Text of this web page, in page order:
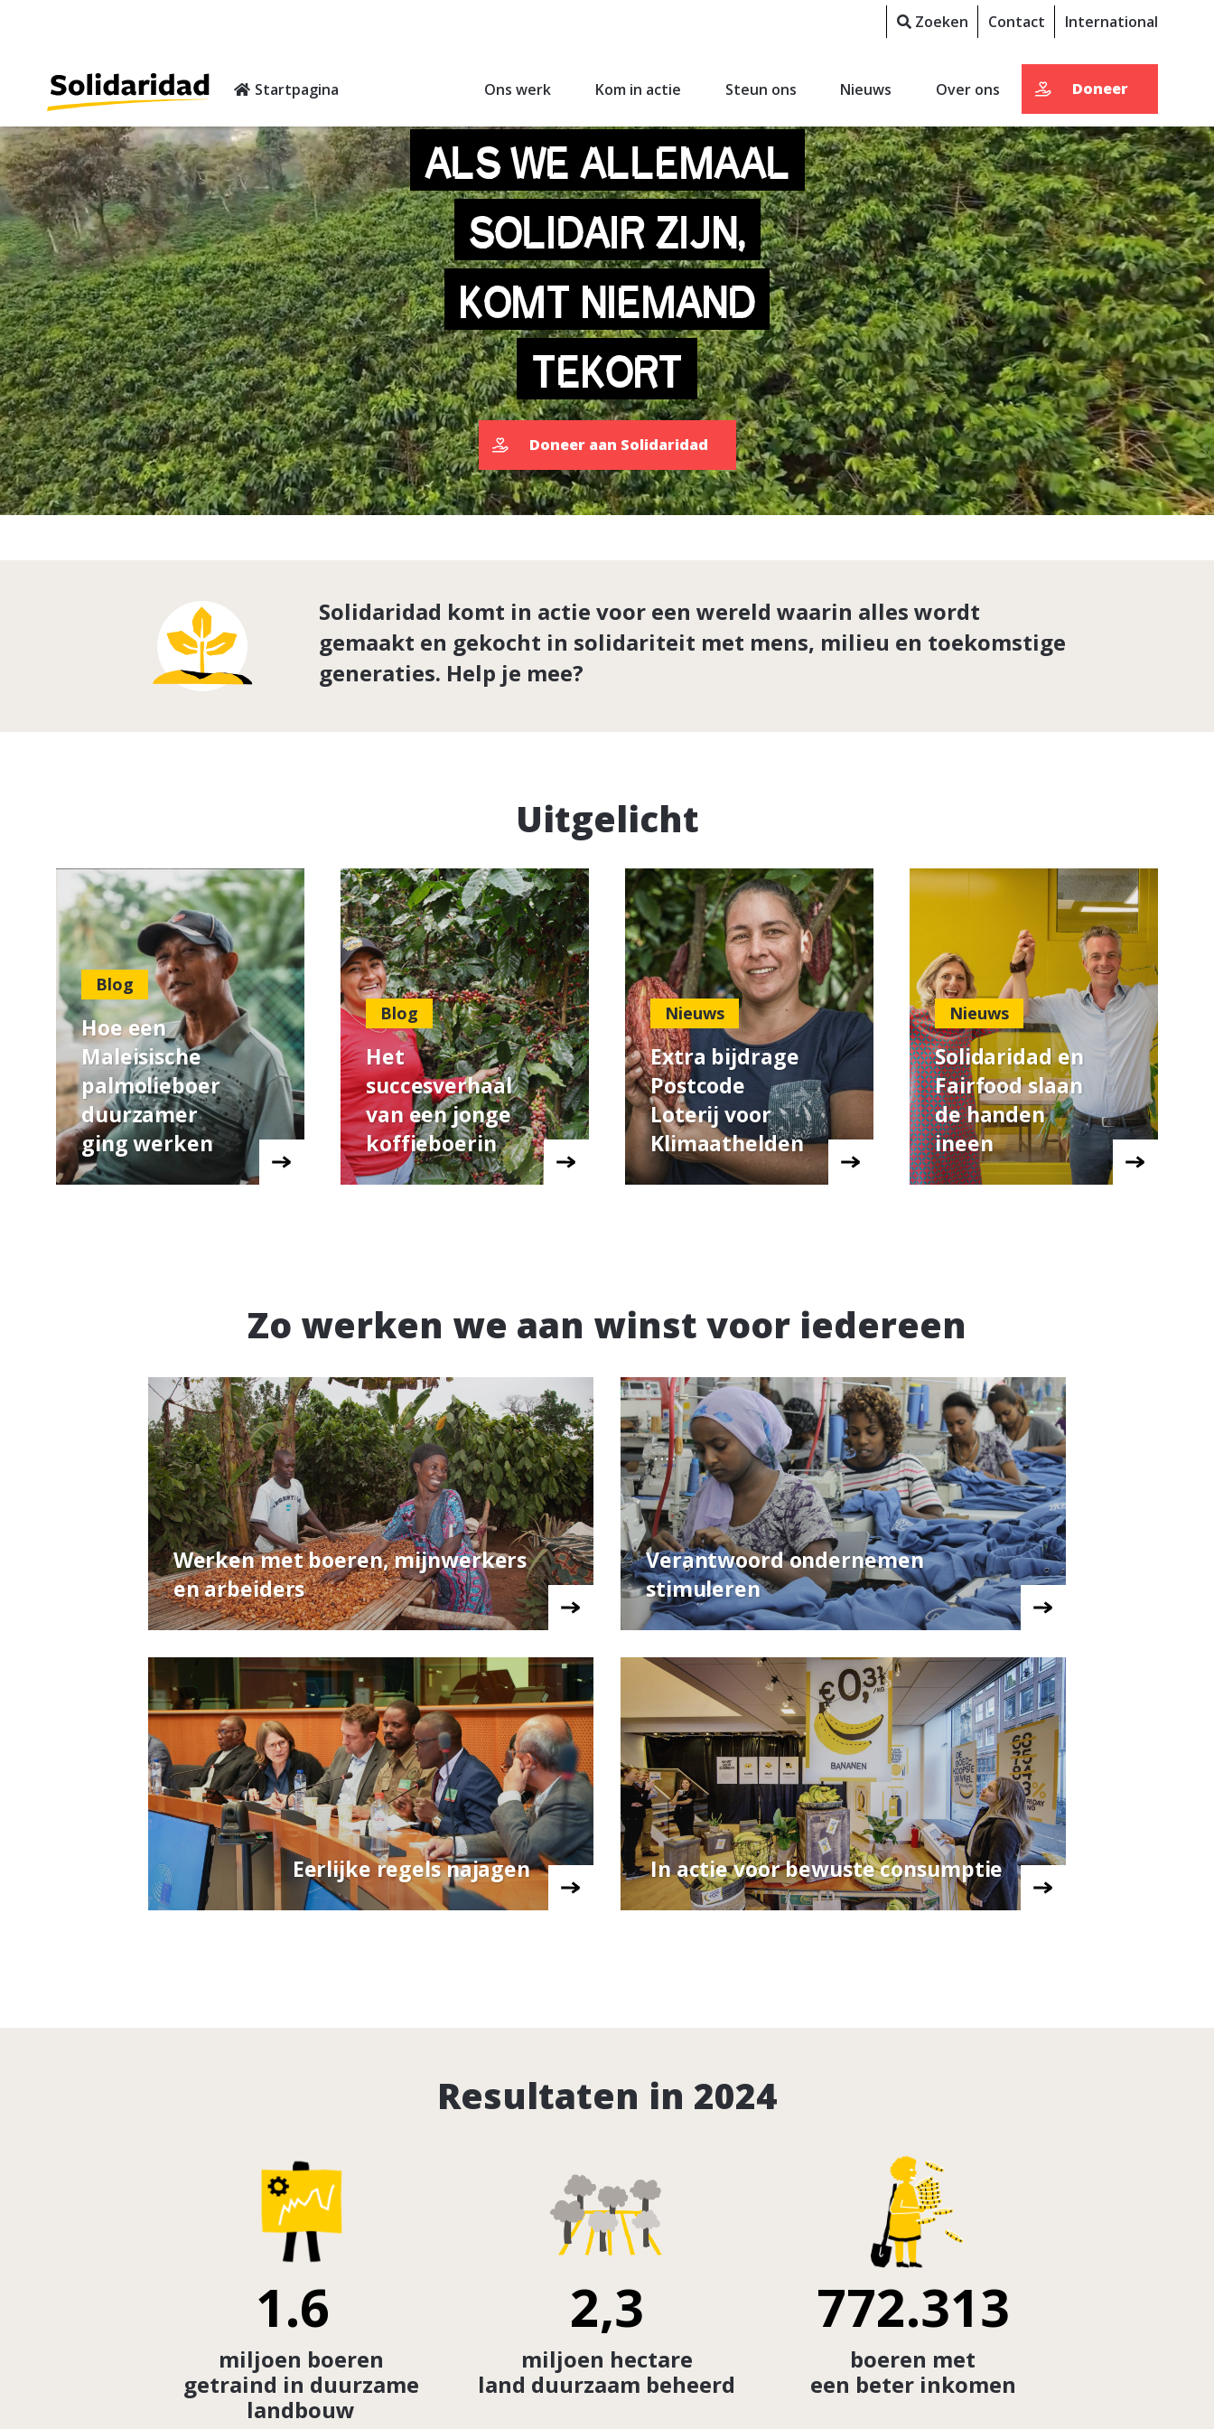
Zoeken Contact International
Startpagina Ons werk Kom in actie Steun ons Nieuws Over ons Doneer
ALS WE ALLEMAAL
SOLIDAIR ZIJN,
KOMT NIEMAND
TEKORT
Doneer aan Solidaridad
Solidaridad komt in actie voor een wereld waarin alles wordt
gemaakt en gekocht in solidariteit met mens, milieu en toekomstige
generaties. Help je mee?
Uitgelicht
Blog
Hoe een
Maleisische
palmolieboer
duurzamer
ging werken
Blog
Het
succesverhaal
van een jonge
koffieboerin
Nieuws
Extra bijdrage
Postcode
Loterij voor
Klimaathelden
Nieuws
Solidaridad en
Fairfood slaan
de handen
ineen
Zo werken we aan winst voor iedereen
Werken met boeren, mijnwerkers
en arbeiders
Verantwoord ondernemen
stimuleren
Eerlijke regels najagen In actie voor bewuste consumptie
Resultaten in 2024
1.6
miljoen boeren
getraind in duurzame
landbouw
2,3
miljoen hectare
land duurzaam beheerd
772.313
boeren met
een beter inkomen